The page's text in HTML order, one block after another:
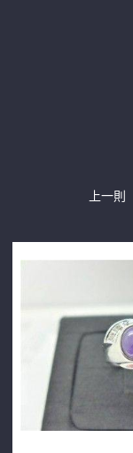
上一則